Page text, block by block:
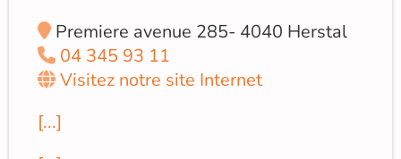
Premiere avenue 285- 4040 Herstal
04 345 93 11
Visitez notre site Internet
[...]